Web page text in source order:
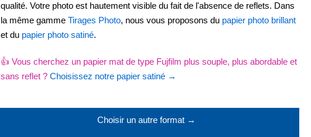
qualité. Votre photo est hautement visible du fait de l'absence de reflets. Dans
la même gamme Tirages Photo, nous vous proposons du papier photo brillant
et du papier photo satiné.
👍 Vous cherchez un papier mat de type Fujfilm plus souple, plus abordable et
sans reflet ?Choisissez notre papier satiné →
Choisir un autre format →